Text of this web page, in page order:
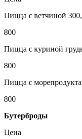
Пицца с ветчиной
800
Пицца с куриной
800
Пицца с
800
Бутерброды
Цена